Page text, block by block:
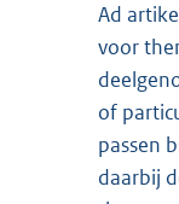
Ad
voor
of
passen
daarbij